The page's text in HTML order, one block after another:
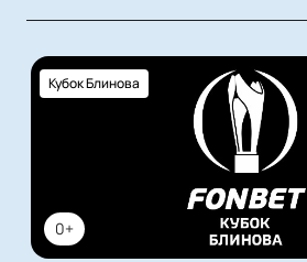
0+
Кубок Блинова